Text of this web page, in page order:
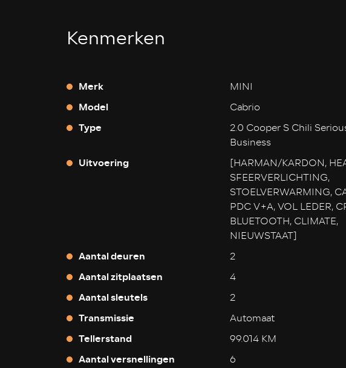
Kenmerken
Merk MINI
Model Cabrio
Type
2.0 Cooper S Chili
Business
Uitvoering
[HARMAN/KARDON,
SFEERVERLICHTING,
STOELVERWARMING,
PDC V+A, VOL LEDER,
BLUETOOTH, CLIMATE,
NIEUWSTAAT]
Aantal deuren 2
Aantal zitplaatsen 4
Aantal sleutels 2
Transmissie Automaat
Tellerstand 99.014 KM
Aantal versnellingen 6